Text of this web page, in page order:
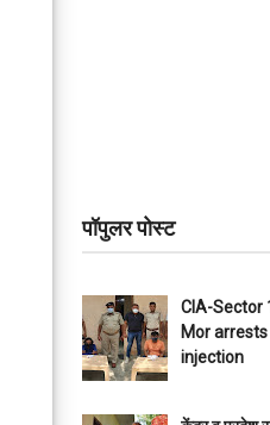
पॉपुलर पोस्ट
CIA-Sector
Mor
injection